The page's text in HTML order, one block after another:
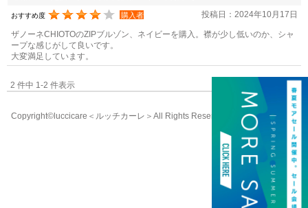
投稿日：2024年10月17日
おすすめ度 購入者
ザノーネCHIOTOのZIPブルゾン、ネイビーを購入。襟が少し低いのか、シャ
ープな感じがして良いです。
大変満足しています。
2 件中 1-2 件表示
Copyright©luccicare ＜ルッチカーレ＞ All Rights Reserved. 058-213-8333